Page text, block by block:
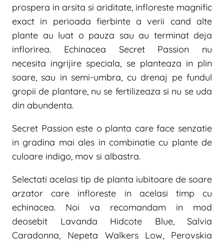
prospera in arsita si ariditate, infloreste magnific
exact in perioada fierbinte a verii cand alte
plante au luat o pauza sau au terminat deja
inflorirea. Echinacea Secret Passion nu
necesita ingrijire speciala, se planteaza in plin
soare, sau in semi-umbra, cu drenaj pe fundul
gropii de plantare, nu se fertilizeaza si nu se uda
din abundenta.
Secret Passion este o planta care face senzatie
in gradina mai ales in combinatie cu plante de
culoare indigo, mov si albastra.
Selectati acelasi tip de planta iubitoare de soare
arzator care infloreste in acelasi timp cu
echinacea. Noi va recomandam in mod
deosebit Lavanda Hidcote Blue, Salvia
Caradonna, Nepeta Walkers Low, Perovskia